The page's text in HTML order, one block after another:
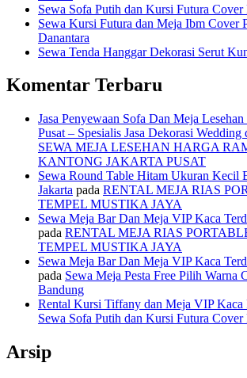
Sewa Sofa Putih dan Kursi Futura
Sewa Kursi Futura dan Meja Ibm Cover
Danantara
Sewa Tenda Hanggar Dekorasi Serut
Komentar Terbaru
Jasa Penyewaan Sofa Dan Meja Lesehan
Pusat – Spesialis Jasa Dekorasi Wedding
SEWA MEJA LESEHAN HARGA
KANTONG JAKARTA PUSAT
Sewa Round Table Hitam Ukuran Kecil
Jakarta pada RENTAL MEJA RIAS
TEMPEL MUSTIKA JAYA
Sewa Meja Bar Dan Meja VIP Kaca
pada RENTAL MEJA RIAS
TEMPEL MUSTIKA JAYA
Sewa Meja Bar Dan Meja VIP Kaca
pada Sewa Meja Pesta Free Pilih Warna
Bandung
Rental Kursi Tiffany dan Meja VIP Kaca
Sewa Sofa Putih dan Kursi Futura
Arsip